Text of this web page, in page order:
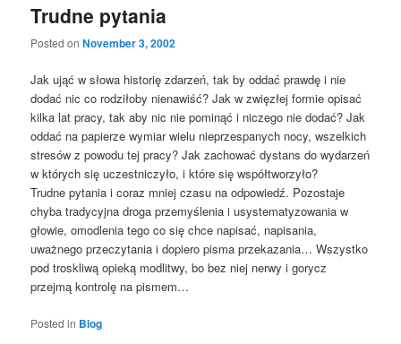
Trudne pytania
Posted onNovember 3, 2002
Jak ująć w słowa historię zdarzeń, tak by oddać prawdę i nie
dodać nic co rodziłoby nienawiść? Jak w zwięzłej formie opisać
kilka lat pracy, tak aby nic nie pominąć i niczego nie dodać? Jak
oddać na papierze wymiar wielu nieprzespanych nocy, wszelkich
stresów z powodu tej pracy? Jak zachować dystans do wydarzeń
w których się uczestniczyło, i które się współtworzyło?
Trudne pytania i coraz mniej czasu na odpowiedź. Pozostaje
chyba tradycyjna droga przemyślenia i usystematyzowania w
głowie, omodlenia tego co się chce napisać, napisania,
uważnego przeczytania i dopiero pisma przekazania… Wszystko
pod troskliwą opieką modlitwy, bo bez niej nerwy i gorycz
przejmą kontrolę na pismem…
Posted in Blog